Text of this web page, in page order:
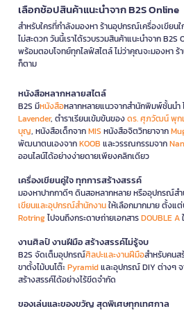
เลือกช้อปสินค้าแนะนำจาก B2S Online
สำหรับใครที่กำลังมองหา ร้านอุปกรณ์เครื่องเขียน
ไม่สะดวก วันนี้เราได้รวบรวมสินค้าแนะนำจาก
พร้อมตอบโจทย์ทุกไลฟ์สไตล์ ไม่ว่าคุณจะมองหา ร้
ก็ตาม
หนังสือหลากหลายสไตล์
B2S มีหนังสือหลากหลายแนวจากสำนักพิมพ์ชั้นนำ
Lavender, ตำราเรียนเข้มข้นของดร. ศุภวัฒน์ พุก
บุญ, หนังสือเด็กจากMIS หนังสือจิตวิทยาจาก
พัฒนาตนเองจากKOOB และวรรณกรรมจาก
ออนไลน์ได้อย่างง่ายดายเพียงคลิกเดียว
เครื่องเขียนคู่ใจ ทุกการสร้างสรรค์
มองหาปากกาดีๆ ดินสอหลากหลาย หรืออุปกรณ์ส
เขียนและอุปกรณ์สำนักงานให้เลือกมากมาย ตั้งแ
Rotringไปจนถึงกระดาษถ่ายเอกสารDOUBLE A
งานศิลป์ งานฝีมือ สร้างสรรค์ไม่รู้จบ
B2S จัดเต็มอุปกรณ์ศิลปะและงานฝีมือสำหรับคนส
ขาตั้งไม้บนโต๊ะPyramidและอุปกรณ์ DIY ต่างๆ
สร้างสรรค์ได้อย่างไร้ขีดจำกัด
ของเล่นและของขวัญ สุดพิเศษทุกเทศกาล